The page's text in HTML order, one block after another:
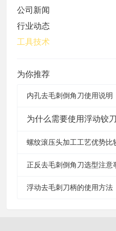
公司新闻
行业动态
工具技术
为你推荐
内孔去毛刺倒角刀使用说明
为什么需要使用浮动铰
螺纹滚压头加工工艺优势比
正反去毛刺倒角刀选型注意
浮动去毛刺刀柄的使用方法